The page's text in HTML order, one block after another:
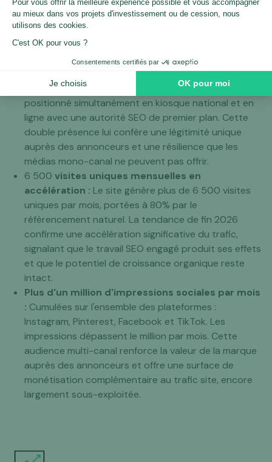
production éditoriale continue, est difficilement
reproductible et constitue un avantage
concurrentiel immédiat pour tout repreneur
souhaitant s'imposer dans la niche.
Leader média mariage en France (print et
digital) :ALBE Éditions est aujourd'hui le seul acteur
positionné simultanément en kiosque national et en
ligne avec une autorité SEO de premier plan. Cette
double présence lui confère une légitimité unique
auprès des annonceurs et une résilience que les
médias mono-canal ne peuvent pas offrir.
6 500 visites uniques mensuelles en
accélération : Le site génère plus de 6 500 visites
uniques par mois, portées à 80% par le
référencement naturel. La tendance de fin 2026
confirme une accélération significative du trafic,
signalant que le travail SEO engagé produit ses effets
et que le potentiel de croissance organique reste
intact.
Plus d'un million d'impressions sociales par mois
: Cumulées sur l'ensemble des plateformes :
Instagram, Pinterest, Facebook et TikTok. Les
impressions dépassent le million par mois. Cette
audience multi-canal renforce la valeur de la marque
auprès des annonceurs et offre une surface de
monétisation complémentaire au trafic site, encore
largement sous-exploitée.